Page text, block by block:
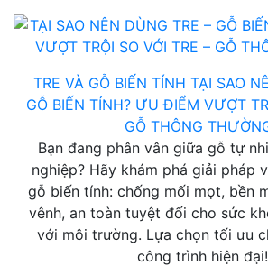
TRE VÀ GỖ BIẾN TÍNH TẠI SAO
GỖ BIẾN TÍNH? ƯU ĐIỂM VƯỢT
GỖ THÔNG
Bạn đang phân vân giữa gỗ tự
nghiệp? Hãy khám phá giải pháp
gỗ biến tính: chống mối mọt, bền
vênh, an toàn tuyệt đối cho sức
với môi trường. Lựa chọn tối ưu
công trình hiện đại!